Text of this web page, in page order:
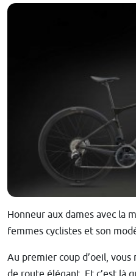
Honneur aux dames avec la
femmes cyclistes et son
Au premier coup d’oeil,